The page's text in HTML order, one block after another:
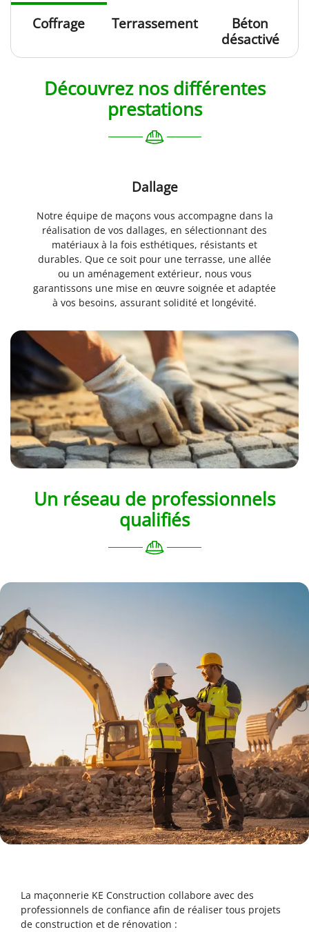
GÉNÉRALE
ACTUALITÉS
06 10 98 89
Restez
INSCRIPTION
Coffrage Terrassement
Béton
désactivé
Découvrez nos différentes
prestations
Dallage
Notre équipe de maçons vous accompagne dans la
réalisation de vos dallages, en sélectionnant des
matériaux à la fois esthétiques, résistants et
durables. Que ce soit pour une terrasse, une allée
ou un aménagement extérieur, nous vous
garantissons une mise en œuvre soignée et adaptée
à vos besoins, assurant solidité et longévité.
Un réseau de professionnels
qualifiés
La maçonnerie KE Construction collabore avec des
professionnels de confiance afin de réaliser tous projets
de construction et de rénovation :